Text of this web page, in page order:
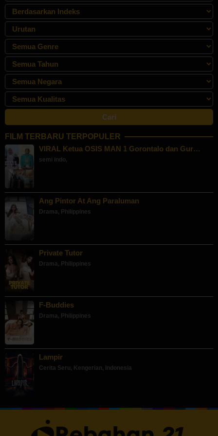
FILM TERBARU TERPOPULER
VIRAL Ketua OSIS MAN 1 Gorontalo dan Gur…
semi indo,
Ang Pintor At Ang Paraluman
Drama, Philippines
Private Tutor
Drama, Philippines
F-Buddies
Drama, Philippines
Lampir
Cerita Seru, Kengerian, Indonesia